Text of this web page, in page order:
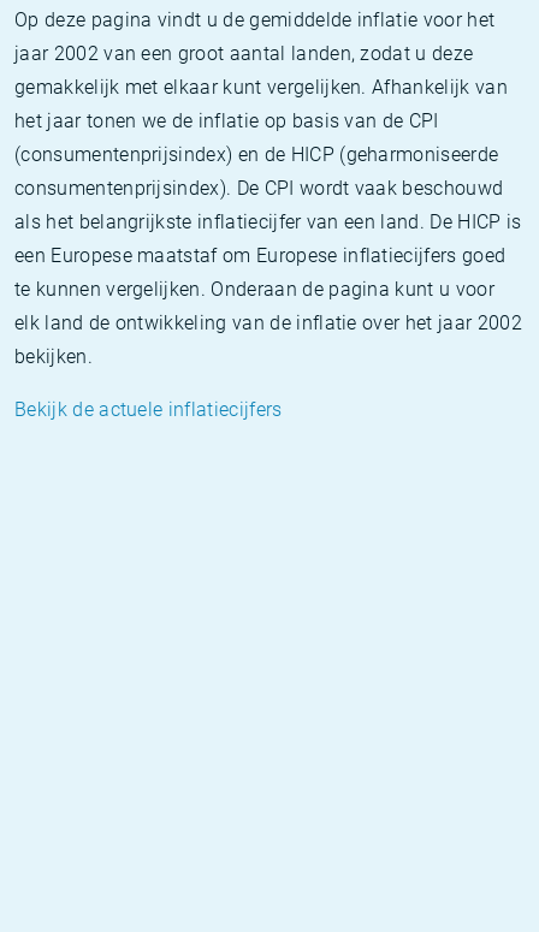
Op deze pagina vindt u de gemiddelde inflatie voor het
jaar 2002 van een groot aantal landen, zodat u deze
gemakkelijk met elkaar kunt vergelijken. Afhankelijk van
het jaar tonen we de inflatie op basis van de CPI
(consumentenprijsindex) en de HICP (geharmoniseerde
consumentenprijsindex). De CPI wordt vaak beschouwd
als het belangrijkste inflatiecijfer van een land. De HICP is
een Europese maatstaf om Europese inflatiecijfers goed
te kunnen vergelijken. Onderaan de pagina kunt u voor
elk land de ontwikkeling van de inflatie over het jaar 2002
bekijken.
Bekijk de actuele inflatiecijfers